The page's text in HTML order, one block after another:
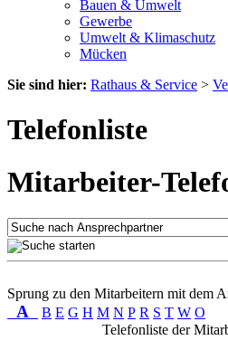
Bauen & Umwelt
Gewerbe
Umwelt & Klimaschutz
Mücken
Sie sind hier: Rathaus & Service >
Telefonliste
Mitarbeiter-
Sprung zu den Mitarbeitern mit dem
A B E G H M N P R S T W O
Telefonliste der